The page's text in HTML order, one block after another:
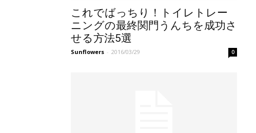
これでばっちり！トイレトレー
ニングの最終関門うんちを成功さ
せる方法5選
Sunflowers - 2016/03/29 0